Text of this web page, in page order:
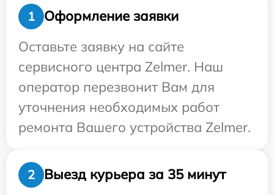
1
Оформление заявки
Оставьте заявку на сайте
сервисного центра Zelmer. Наш
оператор перезвонит Вам для
уточнения необходимых работ
ремонта Вашего устройства Zelmer.
2
Выезд курьера за 35 минут